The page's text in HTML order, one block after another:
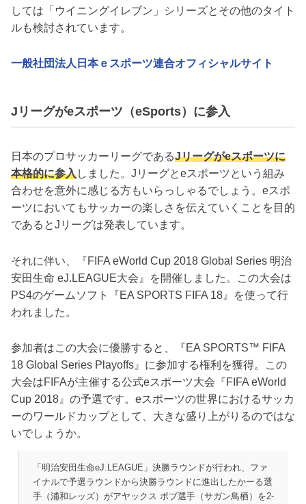
しては「ウイニングイレブン」シリーズとその他のタイト
ルも検討されています。
一般社団法人日本ｅスポーツ連合オフィシャルサイト
Jリーグがeスポーツ（eSports）に参入
日本のプロサッカーリーグであるJリーグがeスポーツに
本格的に参入しました。Jリーグとeスポーツという組み
合わせを意外に感じる方もいらっしゃるでしょう。eスポ
ーツにおいてもサッカーの楽しさを伝えていくことを目的
であるとJリーグは発表しています。
それに伴い、『FIFA eWorld Cup 2018 Global Series 明治
安田生命 eJ.LEAGUE大会』を開催しました。この大会は
PS4のゲームソフト『EA SPORTS FIFA 18』を使って行
われました。
参加者はこの大会に優勝すると、『EA SPORTS™ FIFA
18 Global Series Playoffs』に参加する権利を獲得。この
大会はFIFAが主催する公式eスポーツ大会『FIFA eWorld
Cup 2018』の予選です。eスポーツの世界におけるサッカ
ーのワールドカップとして、大きな盛り上がりるのではな
いでしょうか。
「明治安田生命eJ.LEAGUE」決勝ラウンドが行われ、ファ
イナルで予選ラウンドから決勝ラウンドに進出したかーる選
手（浦和レッズ）がアヤックス ボブ選手（サガン鳥栖）を2-